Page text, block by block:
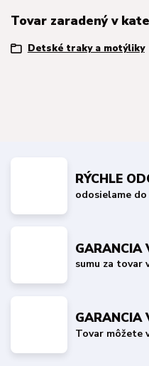
Tovar zaradený v
Detské traky a motýliky
RÝCHLE
odosielame
GARANCIA
sumu za tovar
GARANCIA
Tovar môžete